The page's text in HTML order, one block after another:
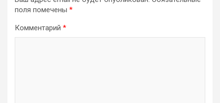
поля помечены *
Комментарий *